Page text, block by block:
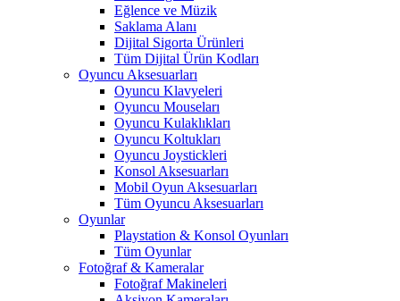
Eğlence ve Müzik
Saklama Alanı
Dijital Sigorta Ürünleri
Tüm Dijital Ürün Kodları
Oyuncu Aksesuarları
Oyuncu Klavyeleri
Oyuncu Mouseları
Oyuncu Kulaklıkları
Oyuncu Koltukları
Oyuncu Joystickleri
Konsol Aksesuarları
Mobil Oyun Aksesuarları
Tüm Oyuncu Aksesuarları
Oyunlar
Playstation & Konsol Oyunları
Tüm Oyunlar
Fotoğraf & Kameralar
Fotoğraf Makineleri